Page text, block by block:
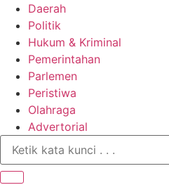
Daerah
Politik
Hukum & Kriminal
Pemerintahan
Parlemen
Peristiwa
Olahraga
Advertorial